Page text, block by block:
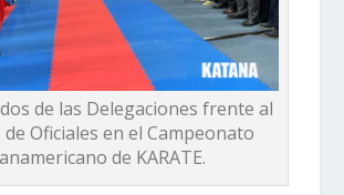
de las Delegaciones frente al
Oficiales en el Campeonato
de KARATE.